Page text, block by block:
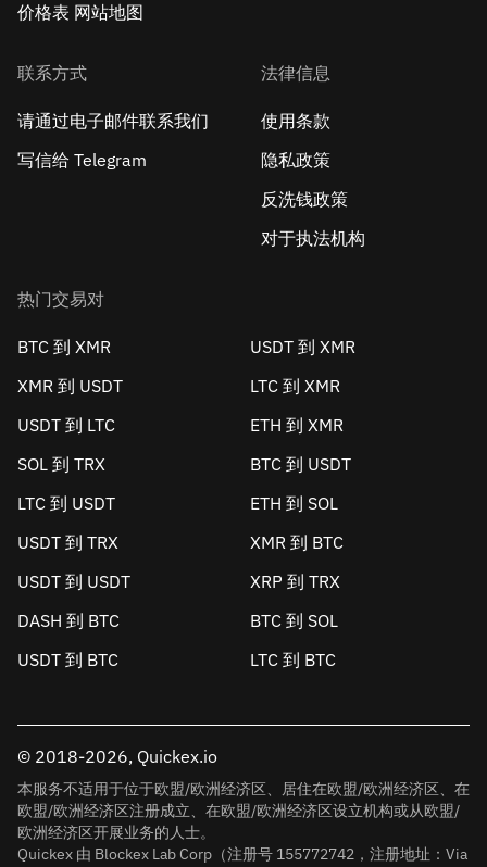
价格表 网站地图
联系方式
请通过电子邮件联系我们
写信给 Telegram
法律信息
使用条款
隐私政策
反洗钱政策
对于执法机构
热门交易对
BTC 到 XMR
USDT 到 XMR
XMR 到 USDT
LTC 到 XMR
USDT 到 LTC
ETH 到 XMR
SOL 到 TRX
BTC 到 USDT
LTC 到 USDT
ETH 到 SOL
USDT 到 TRX
XMR 到 BTC
USDT 到 USDT
XRP 到 TRX
DASH 到 BTC
BTC 到 SOL
USDT 到 BTC
LTC 到 BTC
© 2018-2026, Quickex.io
本服务不适用于位于欧盟/欧洲经济区、居住在欧盟/欧洲经济区、在
欧盟/欧洲经济区注册成立、在欧盟/欧洲经济区设立机构或从欧盟/
欧洲经济区开展业务的人士。
Quickex 由 Blockex Lab Corp（注册号 155772742，注册地址：Via